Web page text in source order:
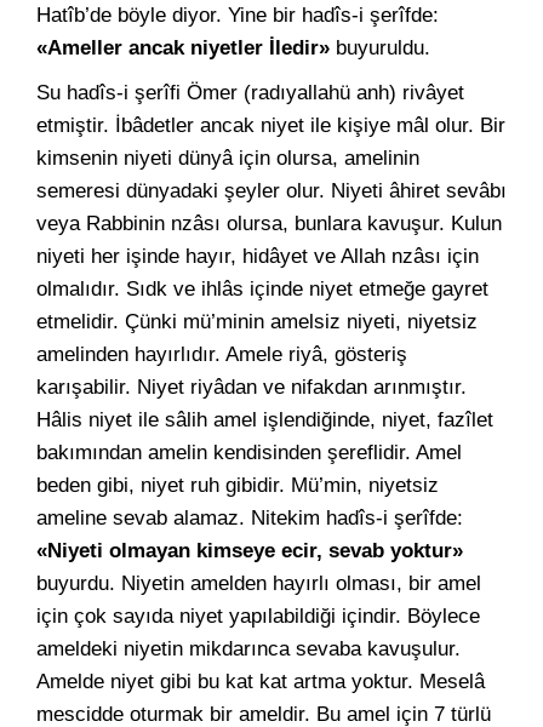
Hatîb’de böyle diyor. Yine bir hadîs-i şerîfde:
«Ameller ancak niyetler İledir» buyuruldu.
Su hadîs-i şerîfi Ömer (radıyallahü anh) rivâyet
etmiştir. İbâdetler ancak niyet ile kişiye mâl olur. Bir
kimsenin niyeti dünyâ için olursa, amelinin
semeresi dünyadaki şeyler olur. Niyeti âhiret sevâbı
veya Rabbinin nzâsı olursa, bunlara kavuşur. Kulun
niyeti her işinde hayır, hidâyet ve Allah nzâsı için
olmalıdır. Sıdk ve ihlâs içinde niyet etmeğe gayret
etmelidir. Çünki mü’minin amelsiz niyeti, niyetsiz
amelinden hayırlıdır. Amele riyâ, gösteriş
karışabilir. Niyet riyâdan ve nifakdan arınmıştır.
Hâlis niyet ile sâlih amel işlendiğinde, niyet, fazîlet
bakımından amelin kendisinden şereflidir. Amel
beden gibi, niyet ruh gibidir. Mü’min, niyetsiz
ameline sevab alamaz. Nitekim hadîs-i şerîfde:
«Niyeti olmayan kimseye ecir, sevab yoktur»
buyurdu. Niyetin amelden hayırlı olması, bir amel
için çok sayıda niyet yapılabildiği içindir. Böylece
ameldeki niyetin mikdarınca sevaba kavuşulur.
Amelde niyet gibi bu kat kat artma yoktur. Meselâ
mescidde oturmak bir ameldir. Bu amel için 7 türlü